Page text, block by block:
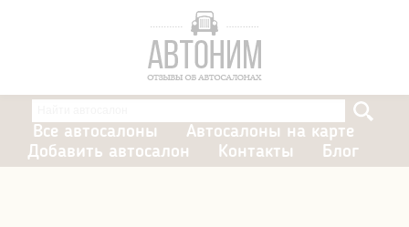
Все автосалоны
Автосалоны на карте
Добавить автосалон
Контакты Блог